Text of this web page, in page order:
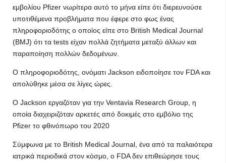
εμβολίου Pfizer νωρίτερα αυτό το μήνα είπε ότι διερευνούσε
υποτιθέμενα προβλήματα που έφερε στο φως ένας
πληροφοριοδότης ο οποίος είπε στο British Medical Journal
(BMJ) ότι τα tests είχαν πολλά ζητήματα μεταξύ άλλων και
παραποίηση πολλών δεδομένων.
Ο πληροφοριοδότης, ονόματι Jackson ειδοποίησε τον FDA και
απολύθηκε μέσα σε λίγες ώρες.
Ο Jackson εργαζόταν για την Ventavia Research Group, η
οποία διαχειριζόταν αρκετές από δοκιμές στο εμβόλιο της
Pfizer το φθινόπωρο του 2020
Σύμφωνα με το British Medical Journal, ένα από τα παλαιότερα
ιατρικά περιοδικά στον κόσμο, ο FDA δεν επιθεώρησε τους